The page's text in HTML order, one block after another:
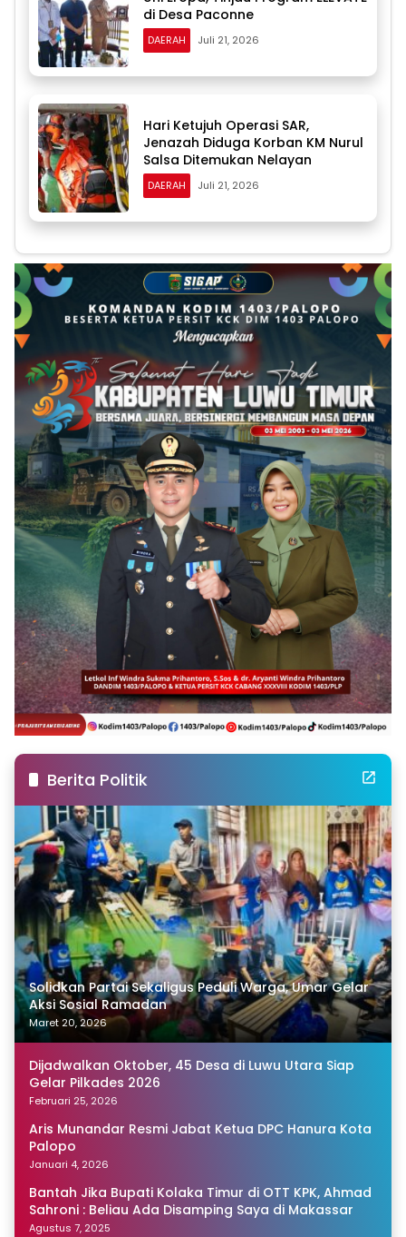
di Desa Paconne
DAERAH Juli 21, 2026
Hari Ketujuh Operasi SAR,
Jenazah Diduga Korban KM Nurul
Salsa Ditemukan Nelayan
DAERAH Juli 21, 2026
Berita Politik
Solidkan Partai Sekaligus Peduli Warga, Umar Gelar
Aksi Sosial Ramadan
Maret 20, 2026
Dijadwalkan Oktober, 45 Desa di Luwu Utara Siap
Gelar Pilkades 2026
Februari 25, 2026
Aris Munandar Resmi Jabat Ketua DPC Hanura Kota
Palopo
Januari 4, 2026
Bantah Jika Bupati Kolaka Timur di OTT KPK, Ahmad
Sahroni : Beliau Ada Disamping Saya di Makassar
Agustus 7, 2025